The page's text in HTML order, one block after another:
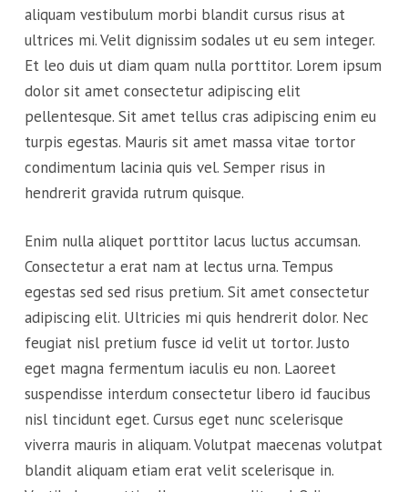
aliquam vestibulum morbi blandit cursus risus at
ultrices mi. Velit dignissim sodales ut eu sem integer.
Et leo duis ut diam quam nulla porttitor. Lorem ipsum
dolor sit amet consectetur adipiscing elit
pellentesque. Sit amet tellus cras adipiscing enim eu
turpis egestas. Mauris sit amet massa vitae tortor
condimentum lacinia quis vel. Semper risus in
hendrerit gravida rutrum quisque.
Enim nulla aliquet porttitor lacus luctus accumsan.
Consectetur a erat nam at lectus urna. Tempus
egestas sed sed risus pretium. Sit amet consectetur
adipiscing elit. Ultricies mi quis hendrerit dolor. Nec
feugiat nisl pretium fusce id velit ut tortor. Justo
eget magna fermentum iaculis eu non. Laoreet
suspendisse interdum consectetur libero id faucibus
nisl tincidunt eget. Cursus eget nunc scelerisque
viverra mauris in aliquam. Volutpat maecenas volutpat
blandit aliquam etiam erat velit scelerisque in.